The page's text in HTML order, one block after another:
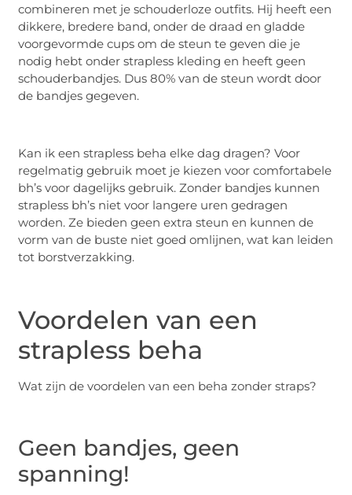
combineren met je schouderloze outfits. Hij heeft een
dikkere, bredere band, onder de draad en gladde
voorgevormde cups om de steun te geven die je
nodig hebt onder strapless kleding en heeft geen
schouderbandjes. Dus 80% van de steun wordt door
de bandjes gegeven.
Kan ik een strapless beha elke dag dragen? Voor
regelmatig gebruik moet je kiezen voor comfortabele
bh’s voor dagelijks gebruik. Zonder bandjes kunnen
strapless bh’s niet voor langere uren gedragen
worden. Ze bieden geen extra steun en kunnen de
vorm van de buste niet goed omlijnen, wat kan leiden
tot borstverzakking.
Voordelen van een
strapless beha
Wat zijn de voordelen van een beha zonder straps?
Geen bandjes, geen
spanning!